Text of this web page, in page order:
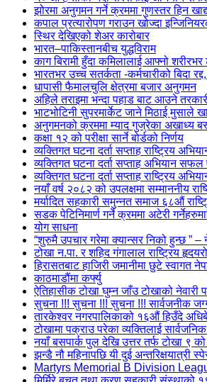
झोरमा अनुगमन गर्ने क्रममा गुणस्तर हिन
कपाल प्रत्यारोपण गराउन खोज्दा
स्थिर देखिएको शेअर कारोबार
भारत–पाकिस्तानबीच युद्धविराम
काग बिरामी हुँदा कमिलालाई आफ्नो शरीरभर
भारतभर उच्च सतर्कता -कर्मचारीको बिदा
धापासी फैमालचुलि क्षेत्रमा बजार अनुगमन
अहिले तराइमा भन्दा पहाड बाट आउने
भाटभोटिनी सुपरमार्केट जाने मिठाई मुसाले
अनुगमनको क्रममा म्याद गुज्रेका अखाध्य
कक्षा १२ को परीक्षा सार्ने बोर्डको निर्णय
व्यक्तिगत घटना दर्ता सप्ताह राष्ट्रिय
व्यक्तिगत घटना दर्ता सप्ताह अभियान सफल
व्यक्तिगत घटना दर्ता सप्ताह राष्ट्रिय
नयाँ वर्ष २०८२ को उपलक्षमा सम्माननीय
मर्यादित सहकारी समुन्नत समाज ६८औं
सडक पेटिनिमार्ण गर्ने क्रममा अटेरी
योग साधना
“शुरुमै उपचार गरेमा क्यान्सर निको हुन्छ ”
टोखा न.पा. र शहिद गंगालाल राष्ट्रिय
हिरासतबाट हाजिरी जमानीमा छुटे स्वागत
काठमाडौंमा कर्फ्यु
ऐतिहासीक टोखा घुम्न जाँउ टोखाको नेवारी
सुचना !!! सुचना !!! सुचना !!! सार्वजनीक
तारकेश्वर नगरपालिकाको १६औं हिउँदे
टोखामा पक्राउ परेका व्यक्तिलाई सार्वजनिक
नयाँ बसपार्क पुल देखि उत्तर तर्फ टोखा ९ को
झन्डै नौ महिनापछि यी दुई अन्तरिक्षयात्री
Martyrs Memorial B Division